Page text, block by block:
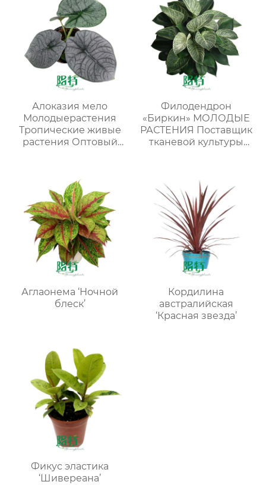
Алоказия мело
Молодыерастения
Тропические живые
растения Оптовый
Филодендрон
«Биркин» МОЛОДЫЕ
РАСТЕНИЯ Поставщик
тканевой культуры
Аглаонема ‘Ночной
блеск’
Кордилина
австралийская
‘Красная звезда’
Фикус эластика
‘Шивереана’